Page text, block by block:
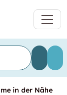
in der Nähe